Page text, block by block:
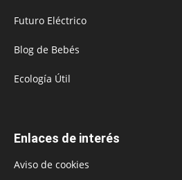
Futuro Eléctrico
Blog de Bebés
Ecología Útil
Enlaces de interés
Aviso de cookies